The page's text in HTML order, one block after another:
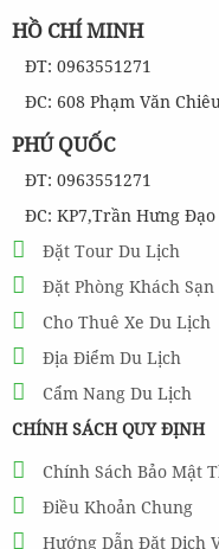
Giá từ:
Giá từ:
Tour Phú Quốc 1 Ngày
Giá từ: 310,000
HỒ CHÍ MINH
ĐT: 0963551271
ĐC: 608 Phạm Văn
PHÚ QUỐC
ĐT: 0963551271
ĐC: KP7,Trần Hưng
Đặt Tour Du Lịch
Đặt Phòng Khách Sạn
Cho Thuê Xe Du Lịch
Địa Điểm Du Lịch
Cẩm Nang Du Lịch
CHÍNH SÁCH QUY ĐỊNH
Chính Sách Bảo Mật
Điều Khoản Chung
Hướng Dẫn Đặt Dịch